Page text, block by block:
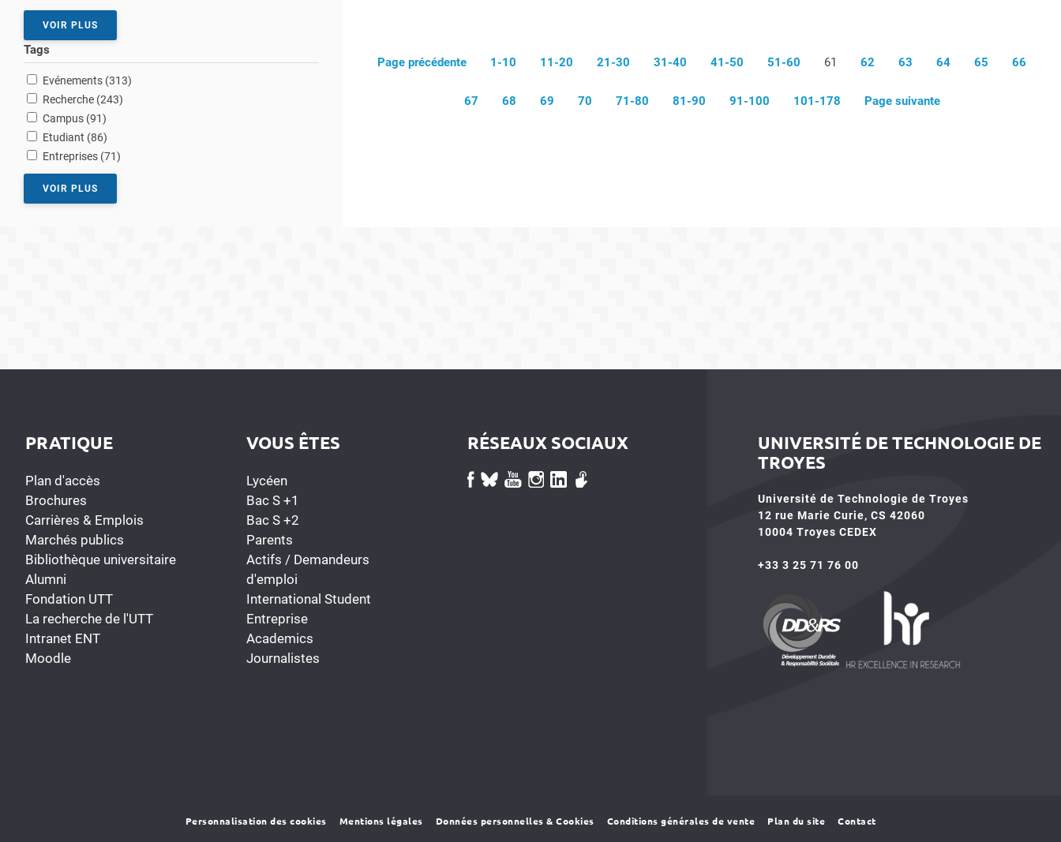
VOIR PLUS
Tags
Evénements (313résultats
)
Recherche (243résultats
)
Campus (91résultats
)
Etudiant (86résultats
)
Entreprises (71résultats
)
VOIR PLUS
Page précédente 1-10 11-20 21-30 31-40 41-50 51-60 61 62 63 64 65 66
67 68 69 70 71-80 81-90 91-100 101-178 Page suivante
PRATIQUE
Plan d'accès
Brochures
Carrières & Emplois
Marchés publics
Bibliothèque universitaire
Alumni
Fondation UTT
La recherche de l'UTT
Intranet ENT
Moodle
VOUS ÊTES
Lycéen
Bac S +1
Bac S +2
Parents
Actifs / Demandeurs
d'emploi
International Student
Entreprise
Academics
Journalistes
RÉSEAUX SOCIAUX
UNIVERSITÉ DE TECHNOLOGIE DE
TROYES
Université de Technologie de Troyes
12 rue Marie Curie, CS 42060
10004 Troyes CEDEX
+33 3 25 71 76 00
Personnalisation des cookies Mentions légales Données personnelles & Cookies Conditions générales de vente Plan du site Contact